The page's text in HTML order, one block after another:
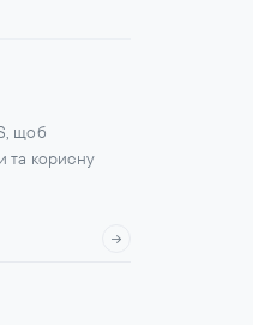
щоб
та корисну